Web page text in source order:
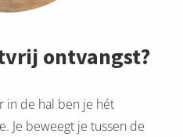
ontvangst?
in de hal ben je hét
Je beweegt je tussen de